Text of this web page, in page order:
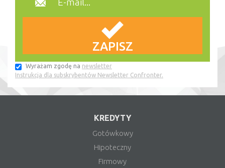
Wyrażam zgodę na newsletter
Instrukcja dla subskrybentów Newsletter Confronter.
KREDYTY
Gotówkowy
Hipoteczny
Firmowy